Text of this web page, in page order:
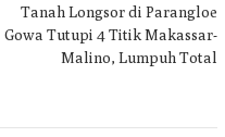
Tanah Longsor di Parangloe
Gowa Tutupi 4 Titik Makassar-
Malino, Lumpuh Total